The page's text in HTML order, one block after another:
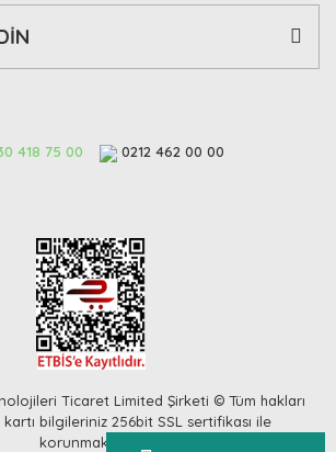
418 75 00 0212 462 00 00
Ticaret Limited Şirketi © Tüm hakları
kartı bilgileriniz 256bit SSL sertifikası ile
korunmaktadır.